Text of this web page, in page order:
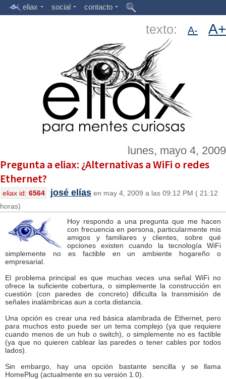
eliax social contacto
texto: A- A+
lunes, mayo 4, 2009
Pregunta a eliax: ¿Alternativas a WiFi o redes
Ethernet?
eliax id: 6564 josé elías en may 4, 2009 a las 09:12 PM ( 21:12
horas)
Hoy respondo a una pregunta que me hacen
con frecuencia en persona, particularmente mis
amigos y familiares y clientes, sobre qué
opciones existen cuando la tecnología WiFi
simplemente no es factible en un ambiente hogareño o
empresarial.
El problema principal es que muchas veces una señal WiFi no
ofrece la suficiente cobertura, o simplemente la construcción en
cuestión (con paredes de concreto) dificulta la transmisión de
señales inalámbricas aun a corta distancia.
Una opción es crear una red básica alambrada de Ethernet, pero
para muchos esto puede ser un tema complejo (ya que requiere
cuando menos de un hub o switch), o simplemente no es factible
(ya que no quieren cablear las paredes o tener cables por todos
lados).
Sin embargo, hay una opción bastante sencilla y se llama
HomePlug (actualmente en su versión 1.0).